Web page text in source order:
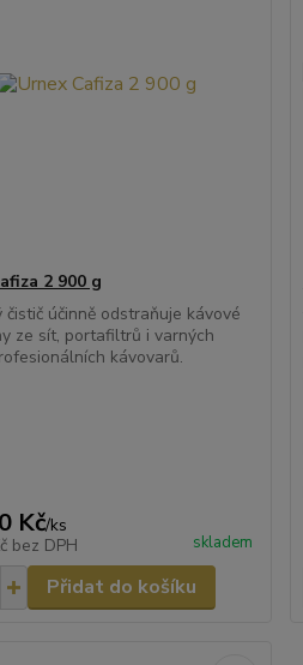
2 900 g
čistič účinně odstraňuje kávové
ze sít, portafiltrů i varných
kávovarů.
Kč/ks
bez DPH skladem
Přidat do košíku